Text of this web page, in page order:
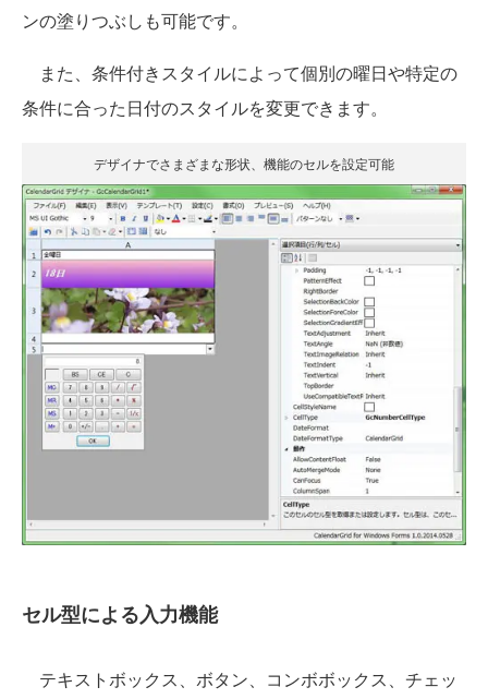
ンの塗りつぶしも可能です。
また、条件付きスタイルによって個別の曜日や特定の
条件に合った日付のスタイルを変更できます。
デザイナでさまざまな形状、機能のセルを設定可能
セル型による入力機能
テキストボックス、ボタン、コンボボックス、チェッ